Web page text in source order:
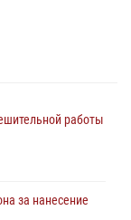
работы
за нанесение